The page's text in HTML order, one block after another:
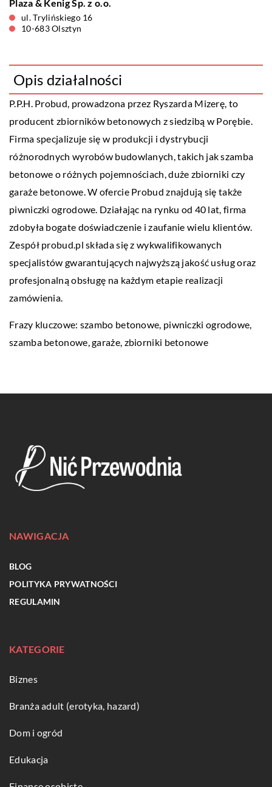
Plaza & Kenig Sp. z o.o.
ul. Trylińskiego 16
10-683 Olsztyn
Opis działalności
P.P.H. Probud, prowadzona przez Ryszarda Mizerę, to
producent zbiorników betonowych z siedzibą w Porębie.
Firma specjalizuje się w produkcji i dystrybucji
różnorodnych wyrobów budowlanych, takich jak szamba
betonowe o różnych pojemnościach, duże zbiorniki czy
garaże betonowe. W ofercie Probud znajdują się także
piwniczki ogrodowe. Działając na rynku od 40 lat, firma
zdobyła bogate doświadczenie i zaufanie wielu klientów.
Zespół probud.pl składa się z wykwalifikowanych
specjalistów gwarantujących najwyższą jakość usług oraz
profesjonalną obsługę na każdym etapie realizacji
zamówienia.
Frazy kluczowe: szambo betonowe, piwniczki ogrodowe,
szamba betonowe, garaże, zbiorniki betonowe
NAWIGACJA
BLOG
POLITYKA PRYWATNOŚCI
REGULAMIN
KATEGORIE
Biznes
Branża adult (erotyka, hazard)
Dom i ogród
Edukacja